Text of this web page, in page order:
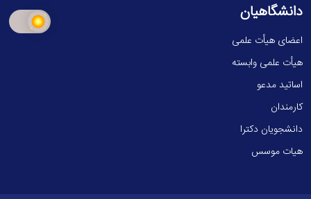
دانشگاهیان
اعضای هیأت علمی
هیأت علمی وابسته
اساتید مدعو
کارمندان
دانشجویان دکترا
هیات موسس